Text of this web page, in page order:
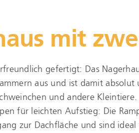
mit
gefertigt: Das
aus und ist damit
und andere Kleintiere.
für leichten Aufstieg: Die
zur Dachfläche und sind